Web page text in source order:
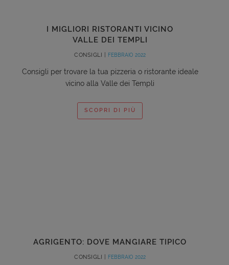
I MIGLIORI RISTORANTI VICINO
VALLE DEI TEMPLI
CONSIGLI | FEBBRAIO 2022
Consigli per trovare la tua pizzeria o ristorante ideale
vicino alla Valle dei Templi
SCOPRI DI PIÙ
AGRIGENTO: DOVE MANGIARE TIPICO
CONSIGLI | FEBBRAIO 2022